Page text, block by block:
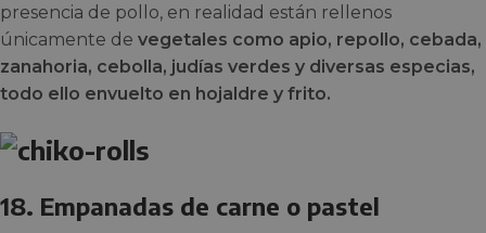
presencia de pollo, en realidad están rellenos
únicamente de vegetales como apio, repollo, cebada,
zanahoria, cebolla, judías verdes y diversas especias,
todo ello envuelto en hojaldre y frito.
18. Empanadas de carne o pastel